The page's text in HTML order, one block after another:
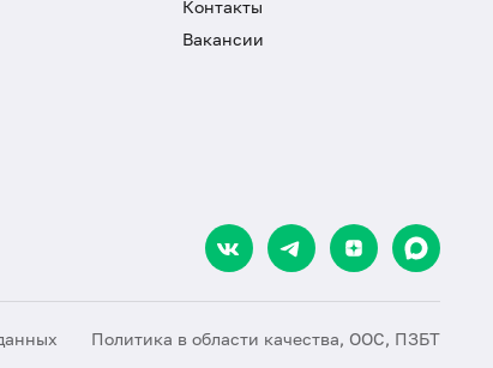
Контакты
Вакансии
Политика в области качества, ООС, ПЗБТ